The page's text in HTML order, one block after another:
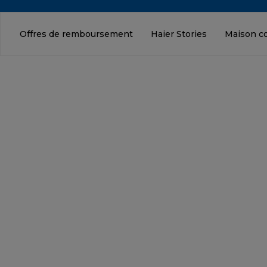
Offres de remboursement Haier Stories Maison